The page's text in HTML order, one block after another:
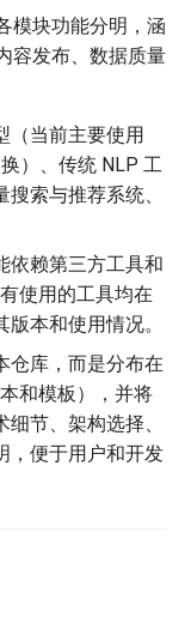
模块功能分明，涵
容发布、数据质量
（当前主要使用
）、传统 NLP 工
索与推荐系统、
依赖第三方工具和
使用的工具均在
本和使用情况。
仓库，而是分布在
和模板），并将
节、架构选择、
，便于用户和开发